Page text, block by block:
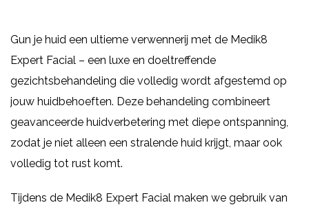
Gun je huid een ultieme verwennerij met de Medik8
Expert Facial – een luxe en doeltreffende
gezichtsbehandeling die volledig wordt afgestemd op
jouw huidbehoeften. Deze behandeling combineert
geavanceerde huidverbetering met diepe ontspanning,
zodat je niet alleen een stralende huid krijgt, maar ook
volledig tot rust komt.
Tijdens de Medik8 Expert Facial maken we gebruik van